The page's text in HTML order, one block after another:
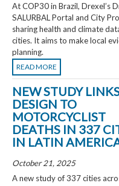
At COP30 in Brazil, Drexel’s
SALURBAL Portal and City
sharing health and climate
cities. It aims to make local
planning.
READ MORE
NEW STUDY
DESIGN TO
MOTORCYCLIST
DEATHS IN 337
IN LATIN
October 21, 2025
A new study of 337 cities